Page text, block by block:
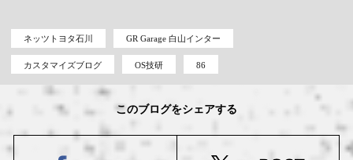
ネッツトヨタ石川 GR Garage 白山インター
カスタマイズブログ OS技研 86
このブログをシェアする